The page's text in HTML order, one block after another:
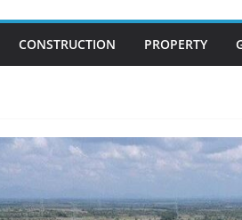
แห่งแรกในกระบี่
CONSTRUCTION PROPERTY